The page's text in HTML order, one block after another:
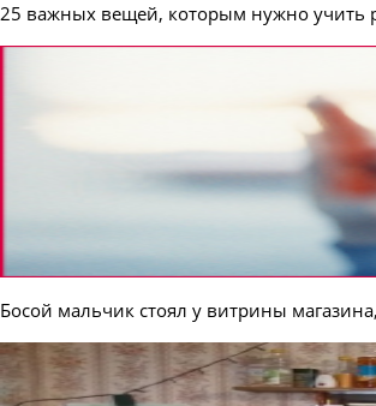
25 важных вещей, которым нужно учить
Босой мальчик стоял у витрины